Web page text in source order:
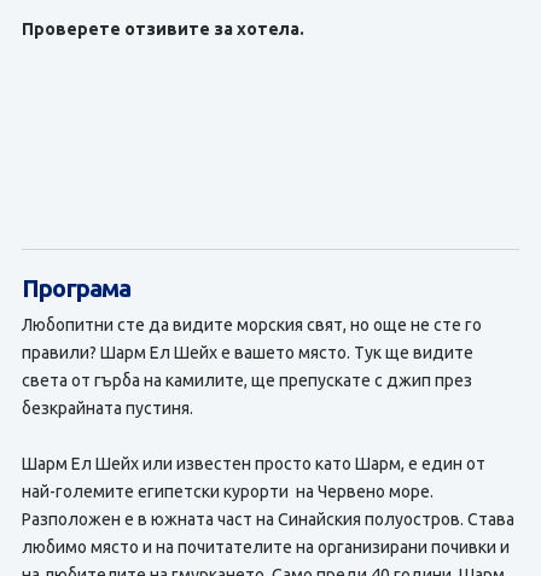
Проверете отзивите за хотела.
Програма
Любопитни сте да видите морския свят, но още не сте го
правили? Шарм Ел Шейх е вашето място. Тук ще видите
света от гърба на камилите, ще препускате с джип през
безкрайната пустиня.
Шарм Ел Шейх или известен просто като Шарм, е един от
най-големите египетски курорти на Червено море.
Разположен е в южната част на Синайския полуостров. Става
любимо място и на почитателите на организирани почивки и